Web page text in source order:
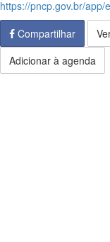
https://pncp.gov.br/
Compartilhar
Adicionar à agenda